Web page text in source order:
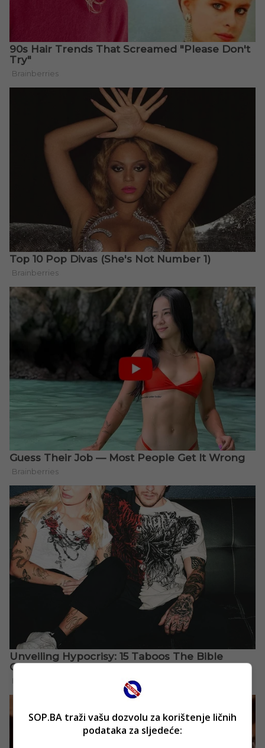
SOP.BA traži vašu dozvolu za korištenje ličnih
podataka za sljedeće: